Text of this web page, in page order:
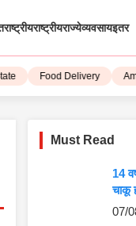
राष्ट्रीयराज्येव्यवसायइतर
Food Delivery Amazon
Must Read
14
चाकू
07/